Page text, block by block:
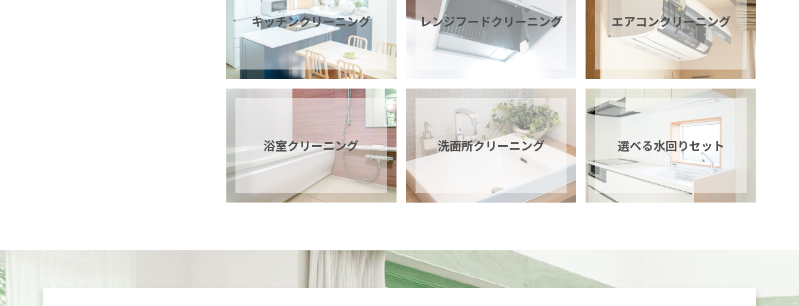
キッチンクリーニング レンジフードクリーニング エアコンクリーニング
浴室クリーニング 洗面所クリーニング 選べる水回りセット